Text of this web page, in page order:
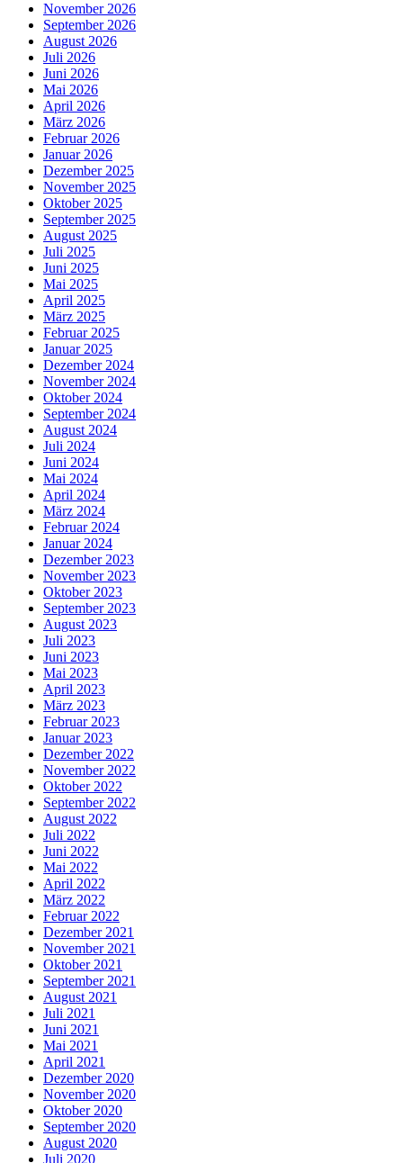
November 2026
September 2026
August 2026
Juli 2026
Juni 2026
Mai 2026
April 2026
März 2026
Februar 2026
Januar 2026
Dezember 2025
November 2025
Oktober 2025
September 2025
August 2025
Juli 2025
Juni 2025
Mai 2025
April 2025
März 2025
Februar 2025
Januar 2025
Dezember 2024
November 2024
Oktober 2024
September 2024
August 2024
Juli 2024
Juni 2024
Mai 2024
April 2024
März 2024
Februar 2024
Januar 2024
Dezember 2023
November 2023
Oktober 2023
September 2023
August 2023
Juli 2023
Juni 2023
Mai 2023
April 2023
März 2023
Februar 2023
Januar 2023
Dezember 2022
November 2022
Oktober 2022
September 2022
August 2022
Juli 2022
Juni 2022
Mai 2022
April 2022
März 2022
Februar 2022
Dezember 2021
November 2021
Oktober 2021
September 2021
August 2021
Juli 2021
Juni 2021
Mai 2021
April 2021
Dezember 2020
November 2020
Oktober 2020
September 2020
August 2020
Juli 2020